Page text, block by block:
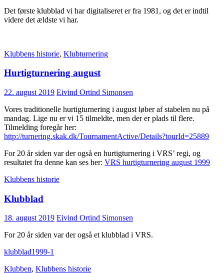
Det første klubblad vi har digitaliseret er fra 1981, og det er indtil
videre det ældste vi har.
Klubbens historie, Klubturnering
Hurtigturnering august
22. august 2019 Eivind Ortind Simonsen
Vores traditionelle hurtigturnering i august løber af stabelen nu på
mandag. Lige nu er vi 15 tilmeldte, men der er plads til flere.
Tilmelding foregår her:
http://turnering.skak.dk/TournamentActive/Details?tourId=25889
For 20 år siden var der også en hurtigturnering i VRS’ regi, og
resultatet fra denne kan ses her: VRS hurtigturnering august 1999
Klubbens historie
Klubblad
18. august 2019 Eivind Ortind Simonsen
For 20 år siden var der også et klubblad i VRS.
klubblad1999-1
Klubben, Klubbens historie